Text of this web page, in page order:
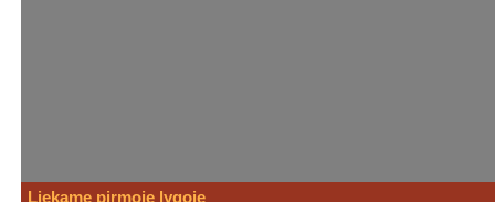
Liekame pirmoje lygoje